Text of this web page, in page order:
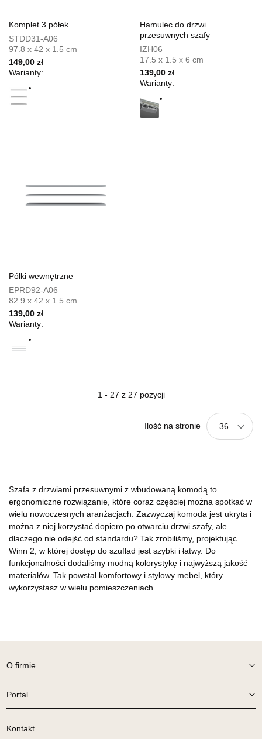
Komplet 3 półek
STDD31-A06
97.8 x 42 x 1.5 cm
149,00 zł
Warianty:
Hamulec do drzwi
przesuwnych szafy
IZH06
17.5 x 1.5 x 6 cm
139,00 zł
Warianty:
Półki wewnętrzne
EPRD92-A06
82.9 x 42 x 1.5 cm
139,00 zł
Warianty:
1 - 27 z 27 pozycji
Ilość na stronie 36
Szafa z drzwiami przesuwnymi z wbudowaną komodą to
ergonomiczne rozwiązanie, które coraz częściej można spotkać w
wielu nowoczesnych aranżacjach. Zazwyczaj komoda jest ukryta i
można z niej korzystać dopiero po otwarciu drzwi szafy, ale
dlaczego nie odejść od standardu? Tak zrobiliśmy, projektując
Winn 2, w której dostęp do szuflad jest szybki i łatwy. Do
funkcjonalności dodaliśmy modną kolorystykę i najwyższą jakość
materiałów. Tak powstał komfortowy i stylowy mebel, który
wykorzystasz w wielu pomieszczeniach.
O firmie
Portal
Kontakt